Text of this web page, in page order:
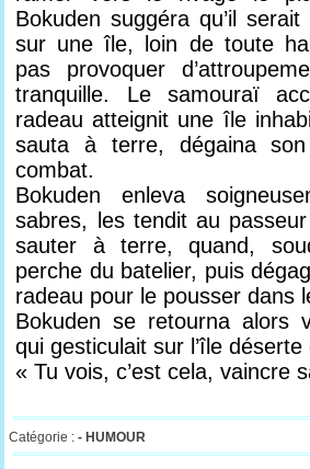
Bokuden suggéra qu’il serait
sur une île, loin de toute
pas provoquer
tranquille. Le samouraï
radeau atteignit une île
sauta à terre, dégaina
combat.
Bokuden enleva
sabres, les tendit au
sauter à terre, quand,
perche du batelier, puis
radeau pour le pousser dans
Bokuden se retourna alors
qui gesticulait sur l’île
« Tu vois, c’est cela, vaincre
Catégorie :-HUMOUR